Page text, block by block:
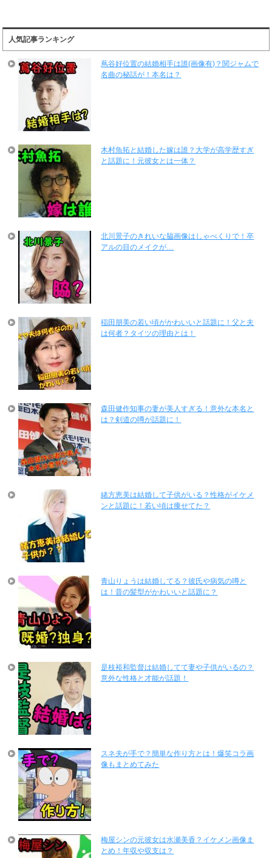
人気記事ランキング
蔦谷好位置の結婚相手は誰(画像有)？関ジャムで
名曲の秘話が！本名は？
木村魚拓と結婚した嫁は誰？大学が高学歴すぎ
と話題に！元彼女とは一体？
北川景子のきれいな脇画像はしゃべくりで！卒
アルの目のメイクが…
稲田朋美の若い頃がかわいいと話題に！父と夫
は何者？タイツの理由とは！
森田健作知事の妻が美人すぎる！意外な本名と
は？剣道の噂が話題に！
緒方恵美は結婚して子供がいる？性格がイケメ
ンと話題に！若い頃は痩せてた？
青山りょうは結婚してる？彼氏や病気の噂と
は！昔の髪型がかわいいと話題に？
是枝裕和監督は結婚してて妻や子供がいるの？
意外な性格と才能が話題！
スネ夫が手で？簡単な作り方とは！爆笑コラ画
像もまとめてみた
梅屋シンの元彼女は水瀬美香？イケメン画像ま
とめ！年収や収支は？